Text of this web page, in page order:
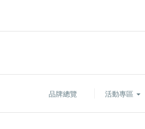
品牌總覽 活動專區